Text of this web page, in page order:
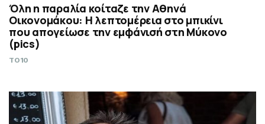
Όλη η παραλία κοίταζε την Αθηνά
Οικονομάκου: Η λεπτομέρεια στο μπικίνι
που απογείωσε την εμφάνισή στη Μύκονο
(pics)
TO10